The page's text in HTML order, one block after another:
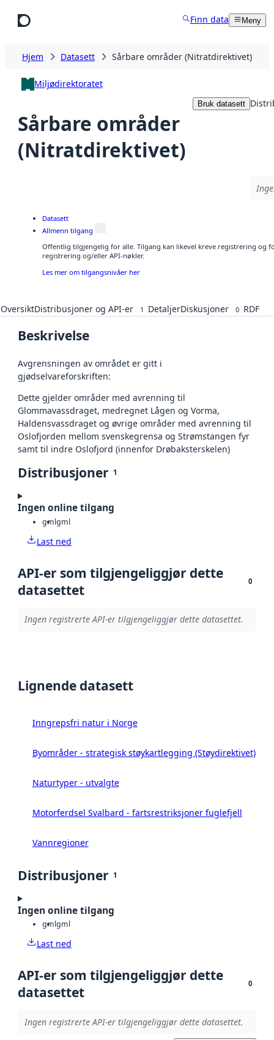
Finn data Meny
Hjem Datasett Sårbare områder (Nitratdirektivet)
Miljødirektoratet
Sårbare områder
(Nitratdirektivet)
Bruk datasett
Datasett
Allmenn tilgang
Offentlig tilgjengelig for alle. Tilgang kan likevel kreve registrering og
registrering og/eller API-nøkler.
Les mer om tilgangsnivåer her
OversiktDistribusjoner og API-er 1 DetaljerDiskusjoner 0 RDF
Beskrivelse
Avgrensningen av området er gitt i
gjødselvareforskriften:
Dette gjelder områder med avrenning til
Glommavassdraget, medregnet Lågen og Vorma,
Haldensvassdraget og øvrige områder med avrenning til
Oslofjorden mellom svenskegrensa og Strømstangen fyr
samt til indre Oslofjord (innenfor Drøbaksterskelen)
Distribusjoner 1
Ingen online tilgang
gmlgml
Last ned
API-er som tilgjengeliggjør dette
datasettet
0
Ingen registrerte API-er tilgjengeliggjør dette datasettet.
Lignende datasett
Inngrepsfri natur i Norge
Byområder - strategisk støykartlegging (Støydirektivet)
Naturtyper - utvalgte
Motorferdsel Svalbard - fartsrestriksjoner fuglefjell
Vannregioner
Distribusjoner 1
Ingen online tilgang
gmlgml
Last ned
API-er som tilgjengeliggjør dette
datasettet
0
Ingen registrerte API-er tilgjengeliggjør dette datasettet.